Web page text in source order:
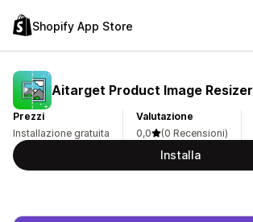
Shopify App Store
Aitarget Product Image Resizer
Prezzi
Installazione gratuita
Valutazione
0,0
(0 Recensioni)
Installa